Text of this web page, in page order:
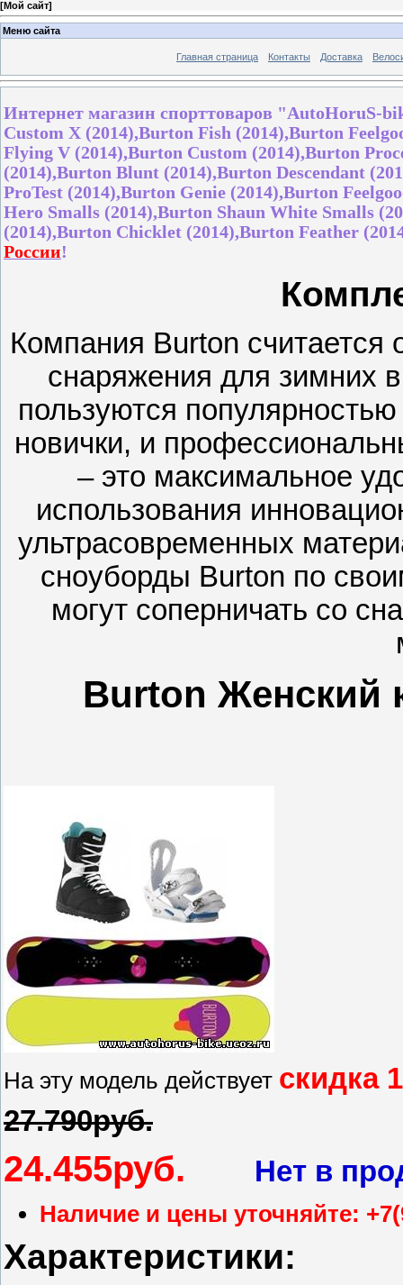
[Мой сайт]
Меню сайта
Главная страница Контакты Доставка
Интернет магазин спорттоваров "AutoHoruS-
Custom X (2014),Burton Fish (2014),Burton
Flying V (2014),Burton Custom (2014),Burton
(2014),Burton Blunt (2014),Burton Descendant
ProTest (2014),Burton Genie (2014),Burton
Hero Smalls (2014),Burton Shaun White Smalls
(2014),Burton Chicklet (2014),Burton Feather
России!
Компания Burton считается
снаряжения для зимних
пользуются
новички, и
– это максимальное
использования
ультрасовременных
сноуборды Burton по
могут соперничать со
Burton Женский
На эту модель действует скидка
27.790руб.
24.455руб. Нет в
Наличие и цены уточняйте:
Характеристики: